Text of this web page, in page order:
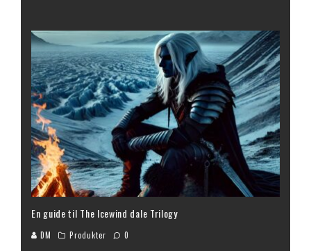
En guide til The Icewind dale Trilogy
DM Produkter 0